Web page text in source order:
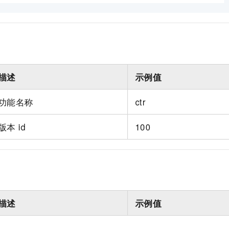
述 示例值
能名称 ctr
本 id 100
述 示例值